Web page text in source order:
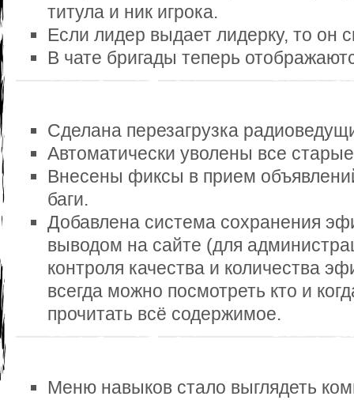
титула и ник игрока.
Если лидер выдает лидерку, то он
В чате бригады теперь
Сделана перезагрузка
Автоматически уволены все
Внесены фиксы в прием
баги.
Добавлена система сохранения
выводом на сайте (для
контроля качества и количества
всегда можно посмотреть кто и
прочитать всё содержимое.
Меню навыков стало выглядеть